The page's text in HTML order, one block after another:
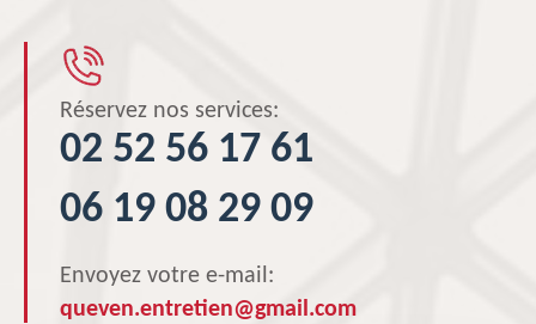
Réservez nos services:
02 52 56 17 61
06 19 08 29 09
Envoyez votre e-mail:
queven.entretien@gmail.com